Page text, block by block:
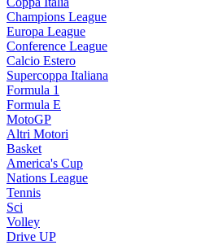
Champions League
Europa League
Conference League
Calcio Estero
Supercoppa Italiana
Formula 1
Formula E
MotoGP
Altri Motori
Basket
America's Cup
Nations League
Tennis
Sci
Volley
Drive UP